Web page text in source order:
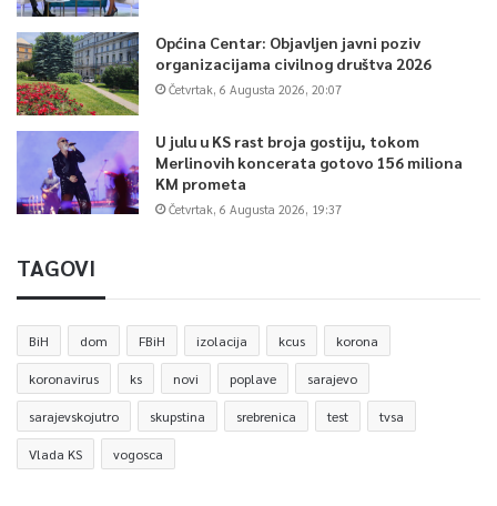
Općina Centar: Objavljen javni poziv
organizacijama civilnog društva 2026
Četvrtak, 6 Augusta 2026, 20:07
U julu u KS rast broja gostiju, tokom
Merlinovih koncerata gotovo 156 miliona
KM prometa
Četvrtak, 6 Augusta 2026, 19:37
TAGOVI
BiH dom FBiH izolacija kcus korona
koronavirus ks novi poplave sarajevo
sarajevskojutro skupstina srebrenica test tvsa
Vlada KS vogosca